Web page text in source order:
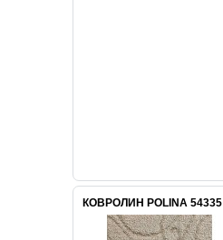
КОВРОЛИН POLINA 54335